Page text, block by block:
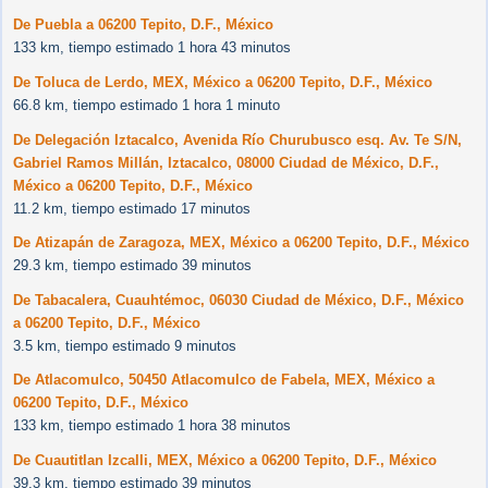
De Puebla a 06200 Tepito, D.F., México
133 km, tiempo estimado 1 hora 43 minutos
De Toluca de Lerdo, MEX, México a 06200 Tepito, D.F., México
66.8 km, tiempo estimado 1 hora 1 minuto
De Delegación Iztacalco, Avenida Río Churubusco esq. Av. Te S/N,
Gabriel Ramos Millán, Iztacalco, 08000 Ciudad de México, D.F.,
México a 06200 Tepito, D.F., México
11.2 km, tiempo estimado 17 minutos
De Atizapán de Zaragoza, MEX, México a 06200 Tepito, D.F., México
29.3 km, tiempo estimado 39 minutos
De Tabacalera, Cuauhtémoc, 06030 Ciudad de México, D.F., México
a 06200 Tepito, D.F., México
3.5 km, tiempo estimado 9 minutos
De Atlacomulco, 50450 Atlacomulco de Fabela, MEX, México a
06200 Tepito, D.F., México
133 km, tiempo estimado 1 hora 38 minutos
De Cuautitlan Izcalli, MEX, México a 06200 Tepito, D.F., México
39.3 km, tiempo estimado 39 minutos